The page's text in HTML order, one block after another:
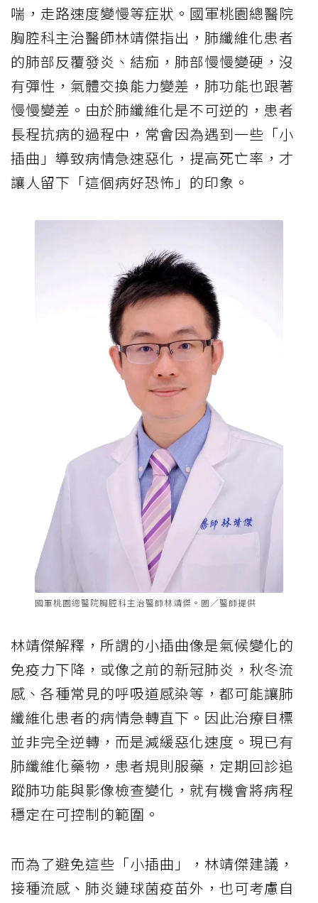
喘，走路速度變慢等症狀。國軍桃園總醫院
胸腔科主治醫師林靖傑指出，肺纖維化患者
的肺部反覆發炎、結痂，肺部慢慢變硬，沒
有彈性，氣體交換能力變差，肺功能也跟著
慢慢變差。由於肺纖維化是不可逆的，患者
長程抗病的過程中，常會因為遇到一些「小
插曲」導致病情急速惡化，提高死亡率，才
讓人留下「這個病好恐怖」的印象。
國軍桃園總醫院胸腔科主治醫師林靖傑。圖／醫師提供
林靖傑解釋，所謂的小插曲像是氣候變化的
免疫力下降，或像之前的新冠肺炎，秋冬流
感、各種常見的呼吸道感染等，都可能讓肺
纖維化患者的病情急轉直下。因此治療目標
並非完全逆轉，而是減緩惡化速度。現已有
肺纖維化藥物，患者規則服藥，定期回診追
蹤肺功能與影像檢查變化，就有機會將病程
穩定在可控制的範圍。
而為了避免這些「小插曲」，林靖傑建議，
接種流感、肺炎鏈球菌疫苗外，也可考慮自